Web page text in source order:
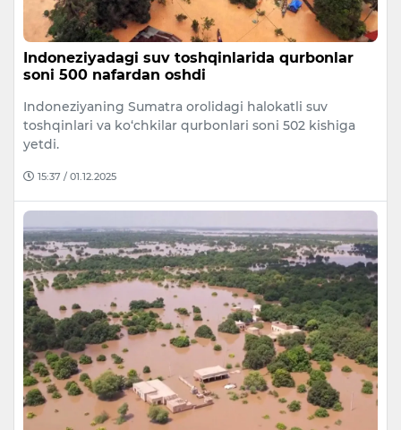
Indoneziyadagi suv toshqinlarida qurbonlar
soni 500 nafardan oshdi
Indoneziyaning Sumatra orolidagi halokatli suv
toshqinlari va ko‘chkilar qurbonlari soni 502 kishiga
yetdi.
15:37 / 01.12.2025